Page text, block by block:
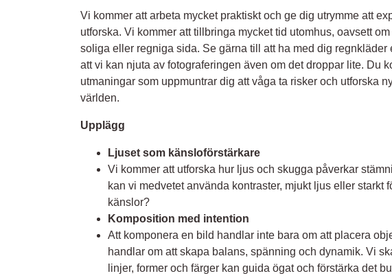
Vi kommer att arbeta mycket praktiskt och ge dig utrymme att
utforska. Vi kommer att tillbringa mycket tid utomhus, oavsett
soliga eller regniga sida. Se gärna till att ha med dig regnkläder
att vi kan njuta av fotograferingen även om det droppar lite. Du
utmaningar som uppmuntrar dig att våga ta risker och utforska
världen.
Upplägg
Ljuset som känsloförstärkare
Vi kommer att utforska hur ljus och skugga påverkar
kan vi medvetet använda kontraster, mjukt ljus eller starkt
känslor?
Komposition med intention
Att komponera en bild handlar inte bara om att placera
handlar om att skapa balans, spänning och dynamik. Vi
linjer, former och färger kan guida ögat och förstärka det